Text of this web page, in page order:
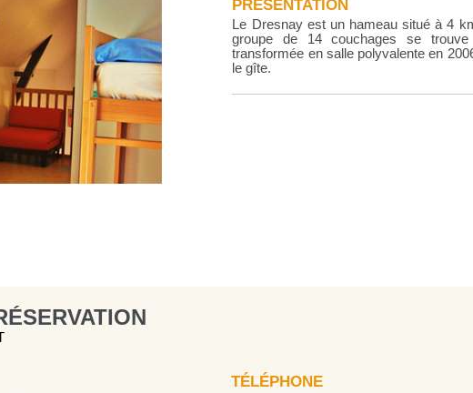
PRÉSENTATION
Le Dresnay est un hameau situé à 4
groupe de 14 couchages se
transformée en salle polyvalente en
le gîte.
TÉLÉPHONE